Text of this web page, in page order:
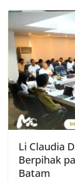
Li Claudia
Berpihak
Batam